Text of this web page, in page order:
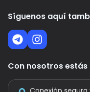
Síguenos aquí
Con nosotros estás